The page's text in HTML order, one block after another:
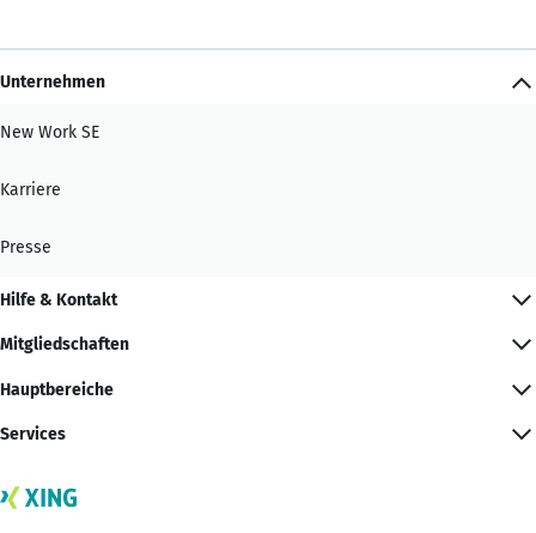
Unternehmen
New Work SE
Karriere
Presse
Hilfe & Kontakt
Mitgliedschaften
Hauptbereiche
Services